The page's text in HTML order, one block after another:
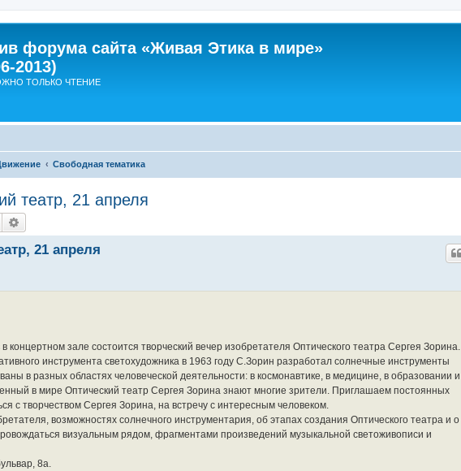
форума сайта «Живая Этика в мире»
2013)
ТОЛЬКО ЧТЕНИЕ
Свободная тематика
театр, 21 апреля
Поиск
21 апреля
зале состоится творческий вечер изобретателя Оптического театра Сергея Зорина.
инструмента светохудожника в 1963 году С.Зорин разработал солнечные инструменты
в разных областях человеческой деятельности: в космонавтике, в медицине, в образовании и
в мире Оптический театр Сергея Зорина знают многие зрители. Приглашаем постоянных
с творчеством Сергея Зорина, на встречу с интересным человеком.
возможностях солнечного инструментария, об этапах создания Оптического театра и о
визуальным рядом, фрагментами произведений музыкальной светоживописи и
8а.